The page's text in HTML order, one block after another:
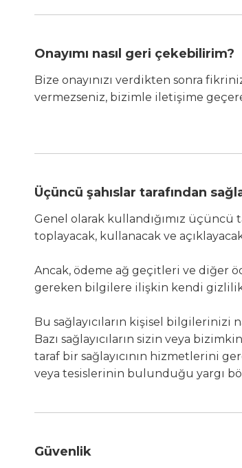
Onayımı nasıl geri çekebilirim?
Bize onayınızı verdikten sonra
vermezseniz, bizimle iletişime
Üçüncü şahıslar tarafından
Genel olarak kullandığımız
toplayacak, kullanacak ve
Ancak, ödeme ağ geçitleri ve diğer
gereken bilgilere ilişkin kendi gizlilik
Bu sağlayıcıların kişisel bilgilerinizi
Bazı sağlayıcıların sizin veya
taraf bir sağlayıcının hizmetlerini
veya tesislerinin bulunduğu yargı
Güvenlik